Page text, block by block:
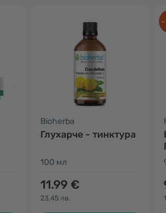
Bioherba
Глухарче - тинктура
100 мл
11.99 €
23.45 лв.
-